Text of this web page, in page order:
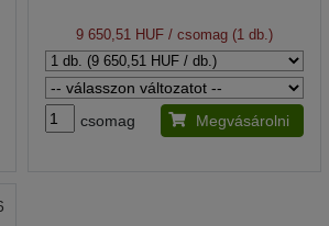
9 650,51 HUF/ csomag (1 db.)
csomag Megvásárolni